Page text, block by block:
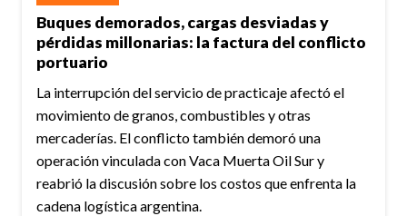
Buques demorados, cargas desviadas y
pérdidas millonarias: la factura del conflicto
portuario
La interrupción del servicio de practicaje afectó el
movimiento de granos, combustibles y otras
mercaderías. El conflicto también demoró una
operación vinculada con Vaca Muerta Oil Sur y
reabrió la discusión sobre los costos que enfrenta la
cadena logística argentina.